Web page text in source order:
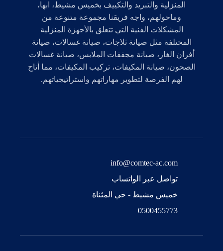
المنزلية والتبريد والتكييف بخميس مشيط، ابها،
وماحولهم، واجه فريقنا مجموعة متنوعة من
المشكلات الفنية التي تتعلق بالأجهزة المنزلية
المختلفة مثل صيانة ثلاجات، صيانة غسالات، صيانة
أفران الغاز، صيانة مجففات الملابس، صيانة غسالات
الصحون، صيانة المكيفات، تركيب المكيفات، مما أتاح
لهم الفرصة لتطوير مهاراتهم واستراتيجياتهم.
info@comtec-ac.com
تواصل عبر الواتساب
خميس مشيط - حي المثناة
0500455773